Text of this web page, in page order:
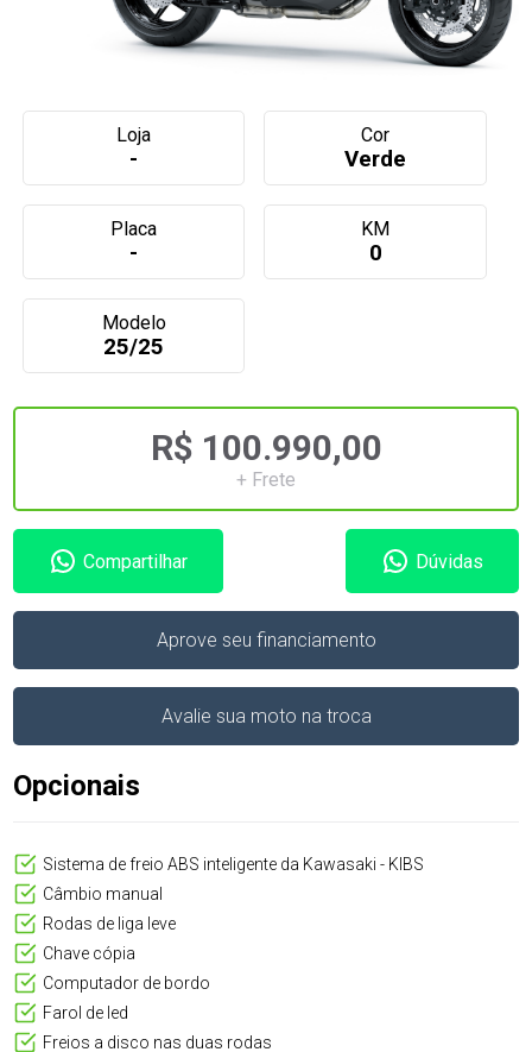
Loja
-
Cor
Verde
Placa
-
KM
0
Modelo
25/25
R$ 100.990,00
+ Frete
Compartilhar Dúvidas
Aprove seu financiamento
Avalie sua moto na troca
Opcionais
Sistema de freio ABS inteligente da Kawasaki - KIBS
Câmbio manual
Rodas de liga leve
Chave cópia
Computador de bordo
Farol de led
Freios a disco nas duas rodas